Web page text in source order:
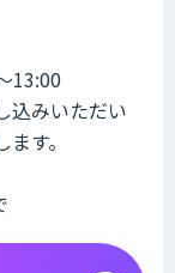
13:00
込みいただい
す。